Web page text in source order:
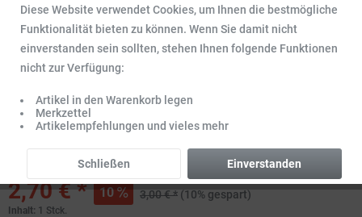
2,70 € * 10 3,00 € * (10% gespart)
Inhalt: 1 Stck.
Diese Website verwendet Cookies, um Ihnen die bestmögliche
Funktionalität bieten zu können. Wenn Sie damit nicht
einverstanden sein sollten, stehen Ihnen folgende Funktionen
nicht zur Verfügung:
Artikel in den Warenkorb legen
Merkzettel
Artikelempfehlungen und vieles mehr
Einverstanden
Schließen